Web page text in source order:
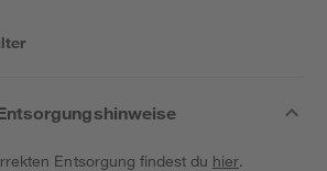
Entsorgung findest du hier.